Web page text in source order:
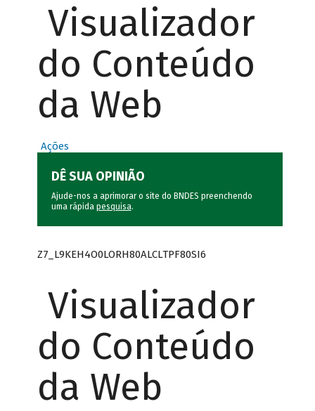
Visualizador
do Conteúdo
da Web
Ações
DÊ SUA OPINIÃO
Ajude-nos a aprimorar o site do BNDES preenchendo
uma rápida pesquisa.
Z7_L9KEH4O0LORH80ALCLTPF80SI6
Visualizador
do Conteúdo
da Web